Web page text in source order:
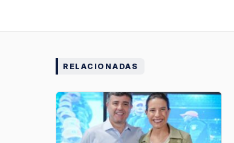
RELACIONADAS